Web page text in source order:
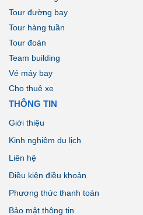
Tour đường bay
Tour hàng tuần
Tour đoàn
Team building
Vé máy bay
Cho thuê xe
THÔNG TIN
Giới thiệu
Kinh nghiệm du lịch
Liên hệ
Điều kiện điều khoản
Phương thức thanh toán
Bảo mật thông tin